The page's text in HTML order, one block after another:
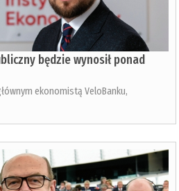
będzie wynosił ponad
głównym ekonomistą VeloBanku,